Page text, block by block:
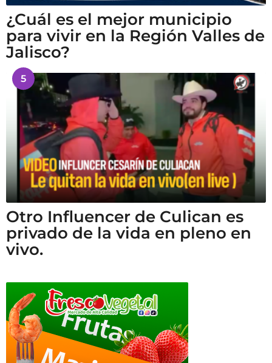
¿Cuál es el mejor municipio
para vivir en la Región Valles de
Jalisco?
5
Otro Influencer de Culican es
privado de la vida en pleno en
vivo.